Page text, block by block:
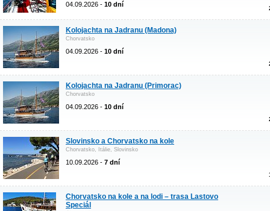
04.09.2026 - 10 dní
Kolojachta na Jadranu (Madona)
Chorvatsko
04.09.2026 - 10 dní
Kolojachta na Jadranu (Primorac)
Chorvatsko
04.09.2026 - 10 dní
Slovinsko a Chorvatsko na kole
Chorvatsko, Itálie, Slovinsko
10.09.2026 - 7 dní
Chorvatsko na kole a na lodi – trasa Lastovo
Speciál